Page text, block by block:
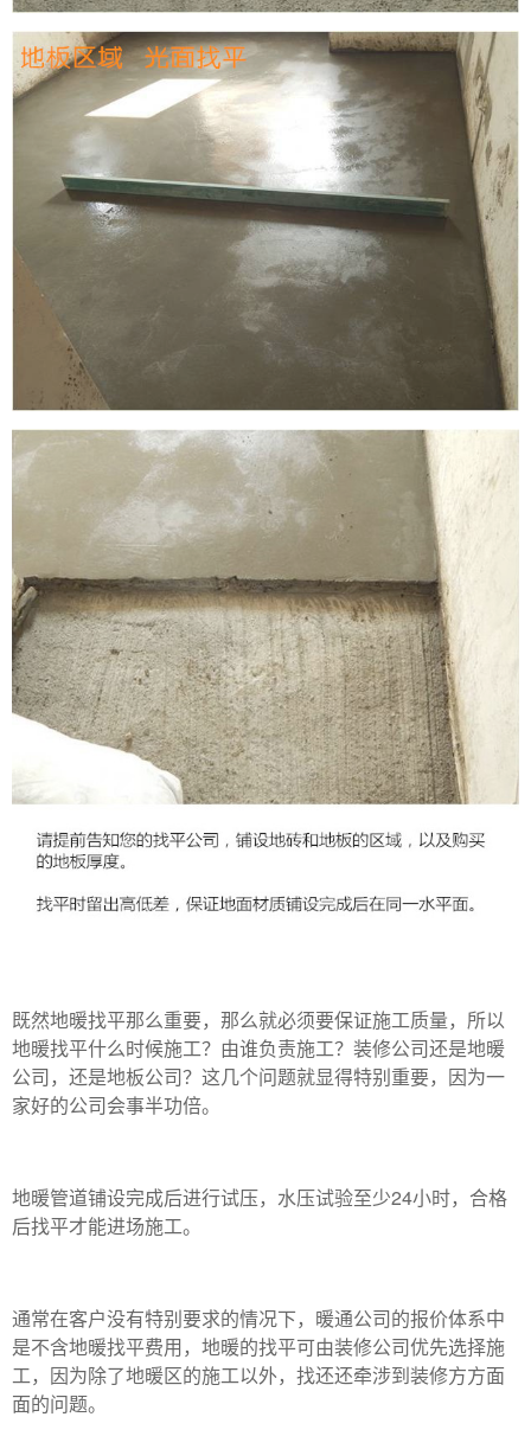
既然地暖找平那么重要，那么就必须要保证施工质量，所以
地暖找平什么时候施工？由谁负责施工？装修公司还是地暖
公司，还是地板公司？这几个问题就显得特别重要，因为一
家好的公司会事半功倍。
地暖管道铺设完成后进行试压，水压试验至少24小时，合格
后找平才能进场施工。
通常在客户没有特别要求的情况下，暖通公司的报价体系中
是不含地暖找平费用，地暖的找平可由装修公司优先选择施
工，因为除了地暖区的施工以外，找还还牵涉到装修方方面
面的问题。